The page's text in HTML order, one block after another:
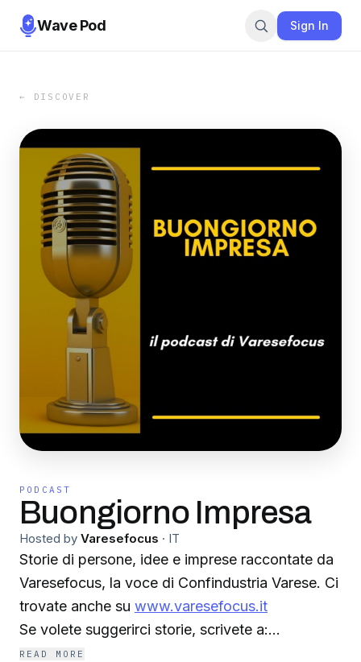
Wave Pod Sign In
← DISCOVER
PODCAST
Buongiorno Impresa
Hosted by Varesefocus · IT
Storie di persone, idee e imprese raccontate da
Varesefocus, la voce di Confindustria Varese. Ci
trovate anche su www.varesefocus.it
Se volete suggerirci storie, scrivete a:
info@varesefocus.it
READ MORE